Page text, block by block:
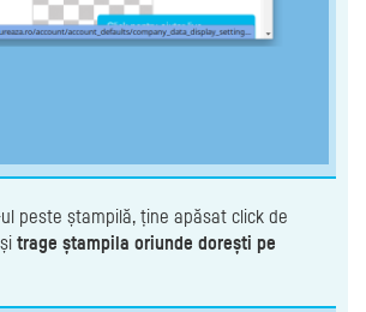
peste ștampilă, ține apăsat click de
trage ștampila oriunde dorești pe